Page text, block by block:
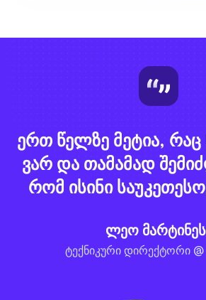
ერთ წელზე მეტია, რაც
ვარ და თამამად
რომ ისინი
ლეო
ტექნიკური დირექტორი @